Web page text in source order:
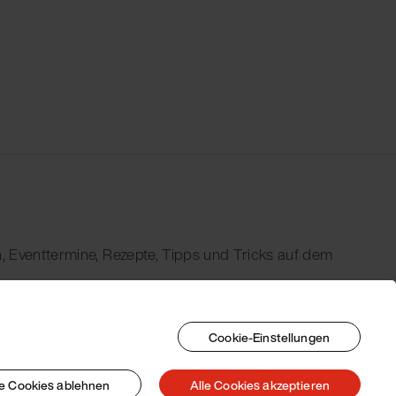
Rezepte, Tipps und Tricks auf dem
Cookie-Einstellungen
Cookies ablehnen Alle Cookies akzeptieren